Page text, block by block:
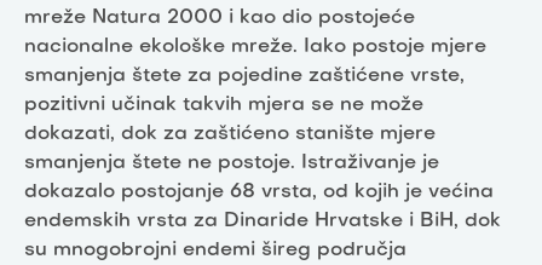
mreže Natura 2000 i kao dio postojeće
nacionalne ekološke mreže. Iako postoje mjere
smanjenja štete za pojedine zaštićene vrste,
pozitivni učinak takvih mjera se ne može
dokazati, dok za zaštićeno stanište mjere
smanjenja štete ne postoje. Istraživanje je
dokazalo postojanje 68 vrsta, od kojih je većina
endemskih vrsta za Dinaride Hrvatske i BiH, dok
su mnogobrojni endemi šireg područja